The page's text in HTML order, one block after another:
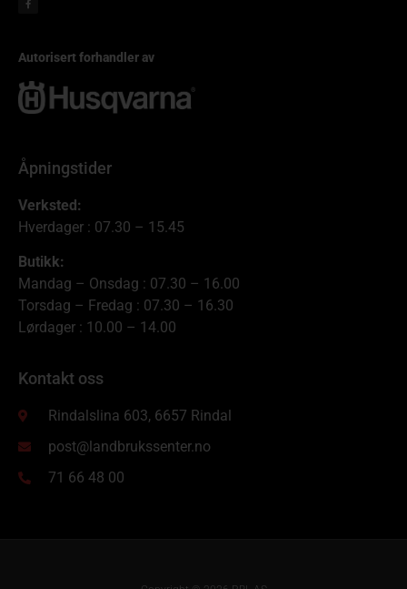
Autorisert forhandler av
Åpningstider
Verksted:
Hverdager : 07.30 – 15.45
Butikk:
Mandag – Onsdag : 07.30 – 16.00
Torsdag – Fredag : 07.30 – 16.30
Lørdager : 10.00 – 14.00
Kontakt oss
Rindalslina 603, 6657 Rindal
post@landbrukssenter.no
71 66 48 00